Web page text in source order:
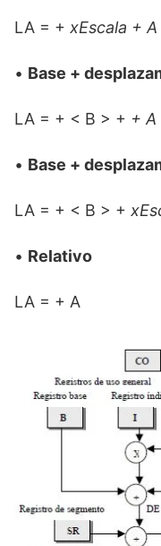
LA = + xEscala + A
• Base +
LA = + < B > + + A
• Base +
LA = + < B > +
• Relativo
LA = + A